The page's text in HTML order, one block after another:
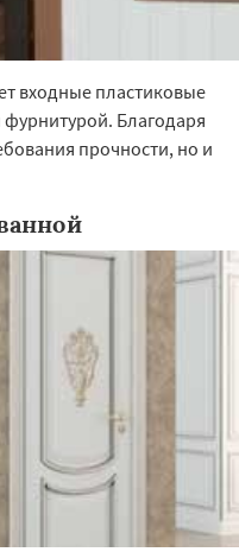
входные пластиковые
Благодаря
прочности, но и
×
данных